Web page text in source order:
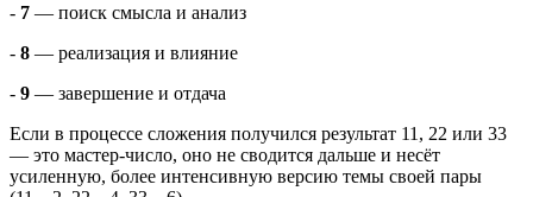
- 7 — поиск смысла и анализ
- 8 — реализация и влияние
- 9 — завершение и отдача
Если в процессе сложения получился результат 11, 22 или 33
— это мастер-число, оно не сводится дальше и несёт
усиленную, более интенсивную версию темы своей пары